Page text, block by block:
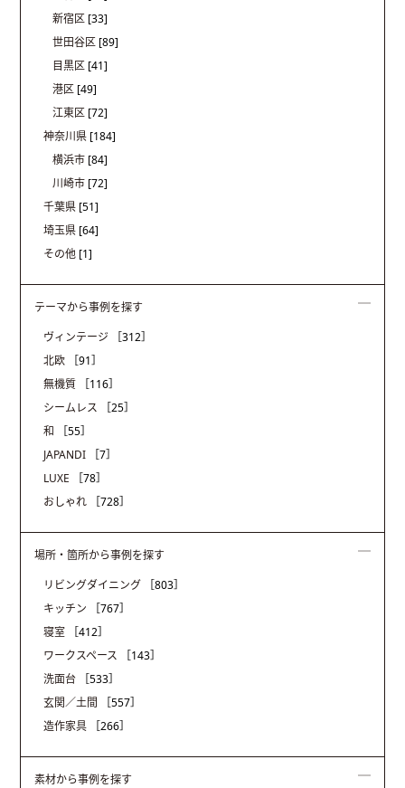
新宿区 [33]
世田谷区 [89]
目黒区 [41]
港区 [49]
江東区 [72]
神奈川県 [184]
横浜市 [84]
川崎市 [72]
千葉県 [51]
埼玉県 [64]
その他 [1]
テーマから事例を探す
ヴィンテージ
［312］
北欧
［91］
無機質
［116］
シームレス
［25］
和
［55］
JAPANDI
［7］
LUXE
［78］
おしゃれ
［728］
場所・箇所から事例を探す
リビングダイニング
［803］
キッチン
［767］
寝室
［412］
ワークスペース
［143］
洗面台
［533］
玄関／土間
［557］
造作家具
［266］
素材から事例を探す